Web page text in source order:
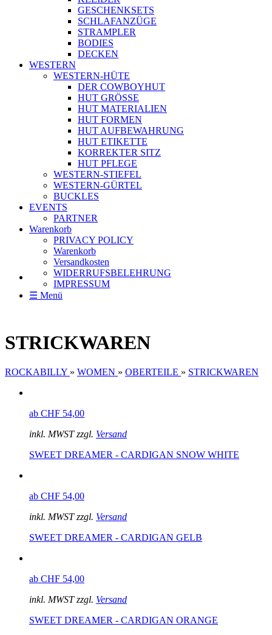
GESCHENKSETS
SCHLAFANZÜGE
STRAMPLER
BODIES
DECKEN
WESTERN
WESTERN-HÜTE
DER COWBOYHUT
HUT GRÖSSE
HUT MATERIALIEN
HUT FORMEN
HUT AUFBEWAHRUNG
HUT ETIKETTE
KORREKTER SITZ
HUT PFLEGE
WESTERN-STIEFEL
WESTERN-GÜRTEL
BUCKLES
EVENTS
PARTNER
Warenkorb
PRIVACY POLICY
Warenkorb
Versandkosten
WIDERRUFSBELEHRUNG
IMPRESSUM
☰ Menü
STRICKWAREN
ROCKABILLY » WOMEN » OBERTEILE » STRICKWAREN
ab CHF 54,00
inkl. MWST zzgl. Versand
SWEET DREAMER - CARDIGAN SNOW WHITE
ab CHF 54,00
inkl. MWST zzgl. Versand
SWEET DREAMER - CARDIGAN GELB
ab CHF 54,00
inkl. MWST zzgl. Versand
SWEET DREAMER - CARDIGAN ORANGE